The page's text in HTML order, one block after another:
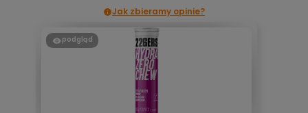
Jak zbieramy opinie?
podgląd